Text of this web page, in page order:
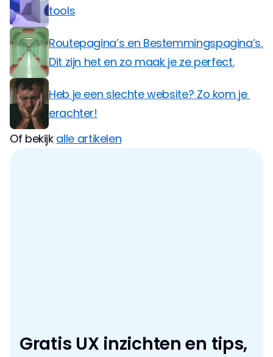
tools
Routepagina’s en Bestemmingspagina’s.
Dit zijn het en zo maak je ze perfect.
Heb je een slechte website? Zo kom je
erachter!
Of bekijk alle artikelen
Gratis UX inzichten en tips,